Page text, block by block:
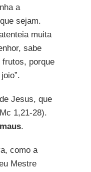
a
sejam.
muita
sabe
frutos, porque
Jesus, que
1,21-28).
.
como a
Mestre